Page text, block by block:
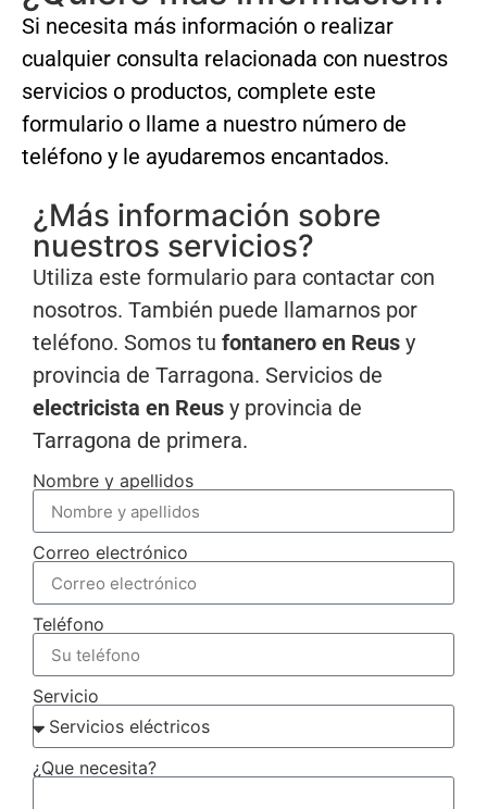
Si necesita más información o realizar
cualquier consulta relacionada con nuestros
servicios o productos, complete este
formulario o llame a nuestro número de
teléfono y le ayudaremos encantados.
¿Más información sobre
nuestros servicios?
Utiliza este formulario para contactar con
nosotros. También puede llamarnos por
teléfono. Somos tu fontanero en Reus y
provincia de Tarragona. Servicios de
electricista en Reus y provincia de
Tarragona de primera.
Nombre y apellidos
Correo electrónico
Teléfono
Servicio
¿Que necesita?